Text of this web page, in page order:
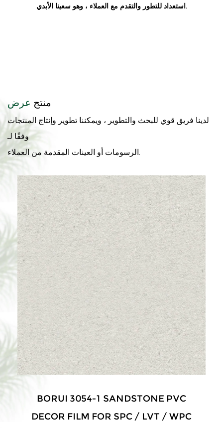
استعداد للتطور والتقدم مع العملاء ، وهو سعينا الأبدي.
منتج عرض
لدينا فريق قوي للبحث والتطوير ، ويمكننا تطوير وإنتاج المنتجات
وفقًا لـ
الرسومات أو العينات المقدمة من العملاء.
BORUI 3054-1 SANDSTONE PVC
DECOR FILM FOR SPC / LVT / WPC